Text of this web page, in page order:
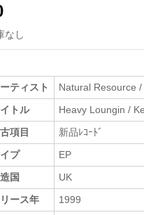
なし
ティスト
Natural Resource
トル
Heavy Loungin /
項目
新品ﾚｺｰﾄﾞ
プ
EP
国
UK
ース年
1999